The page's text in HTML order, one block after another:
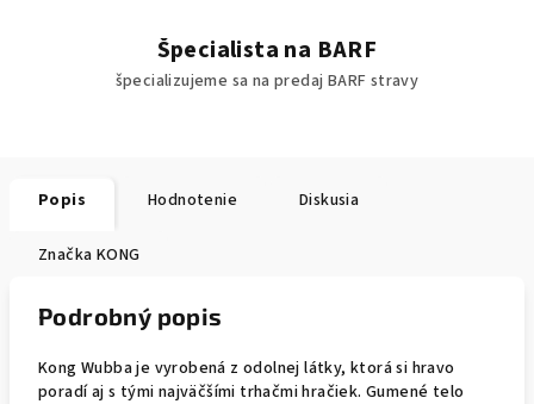
Špecialista na BARF
špecializujeme sa na predaj BARF stravy
Popis Hodnotenie Diskusia
Značka KONG
Podrobný popis
Kong Wubba je vyrobená z odolnej látky, ktorá si hravo
poradí aj s tými najväčšími trhačmi hračiek. Gumené telo